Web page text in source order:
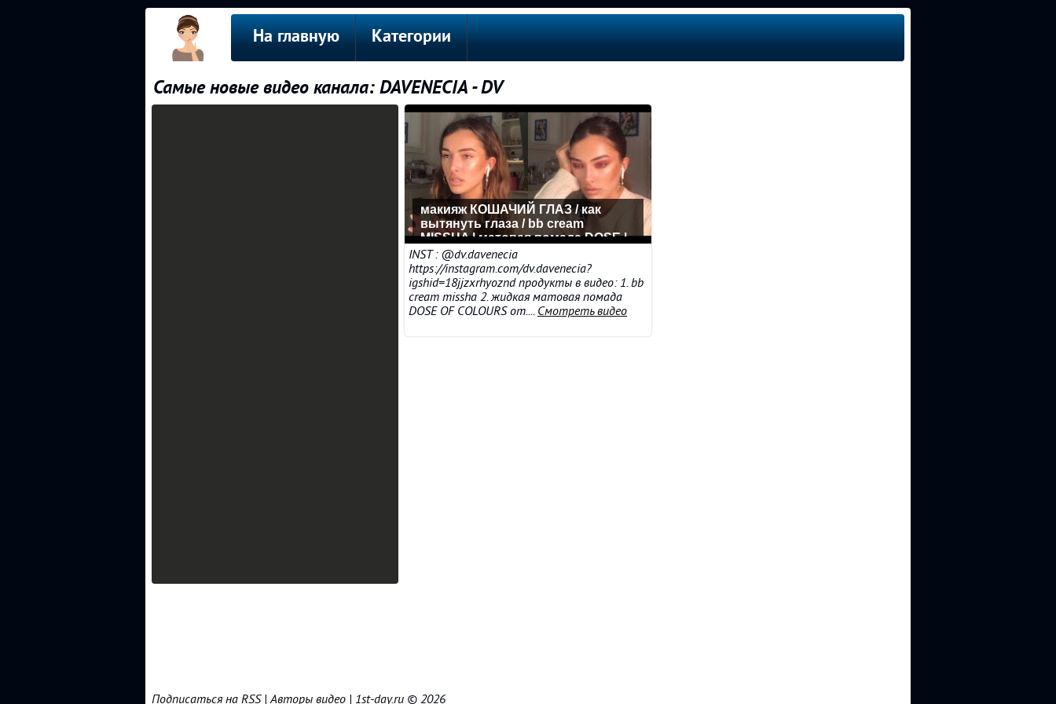
На главную Категории
Самые новые видео канала: DAVENECIA - DV
макияж КОШАЧИЙ ГЛАЗ / как
вытянуть глаза / bb cream
MISSHA | матовая помада DOSE |
скульптор SHIK
INST : @dv.davenecia
https://instagram.com/dv.davenecia?
igshid=18jjzxrhyoznd продукты в видео: 1. bb
cream missha 2. жидкая матовая помада
DOSE OF COLOURS от.... Смотреть видео
Подписаться на RSS|Авторы видео | 1st-day.ru © 2026